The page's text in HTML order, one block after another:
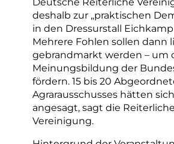
deshalb zur „praktischen
in den Dressurstall
Mehrere Fohlen sollen dann
gebrandmarkt werden – um
Meinungsbildung der
fördern. 15 bis 20
Agrarausschusses hätten
angesagt, sagt die Reiterliche
Vereinigung.